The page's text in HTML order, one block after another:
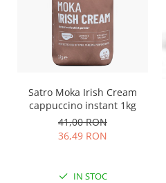
Satro Moka Irish Cream
cappuccino instant 1kg
41,00 RON
36,49 RON
IN STOC